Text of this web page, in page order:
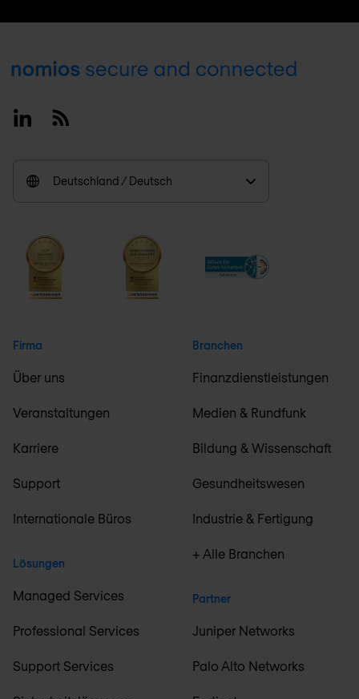
Footer
LinkedinRSS
Deutschland / Deutsch
Firma
Über uns
Veranstaltungen
Karriere
Support
Internationale Büros
Lösungen
Managed Services
Professional Services
Support Services
Branchen
Finanzdienstleistungen
Medien & Rundfunk
Bildung & Wissenschaft
Gesundheitswesen
Industrie & Fertigung
+ Alle Branchen
Partner
Juniper Networks
Palo Alto Networks